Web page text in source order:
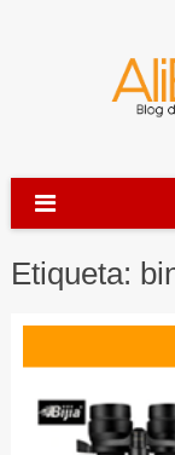
Etiqueta: